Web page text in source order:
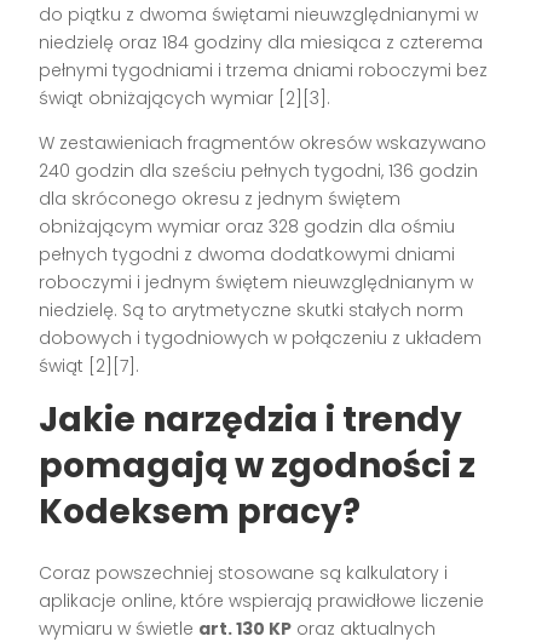
do piątku z dwoma świętami nieuwzględnianymi w
niedzielę oraz 184 godziny dla miesiąca z czterema
pełnymi tygodniami i trzema dniami roboczymi bez
świąt obniżających wymiar [2][3].
W zestawieniach fragmentów okresów wskazywano
240 godzin dla sześciu pełnych tygodni, 136 godzin
dla skróconego okresu z jednym świętem
obniżającym wymiar oraz 328 godzin dla ośmiu
pełnych tygodni z dwoma dodatkowymi dniami
roboczymi i jednym świętem nieuwzględnianym w
niedzielę. Są to arytmetyczne skutki stałych norm
dobowych i tygodniowych w połączeniu z układem
świąt [2][7].
Jakie narzędzia i trendy
pomagają w zgodności z
Kodeksem pracy?
Coraz powszechniej stosowane są kalkulatory i
aplikacje online, które wspierają prawidłowe liczenie
wymiaru w świetle art. 130 KP oraz aktualnych